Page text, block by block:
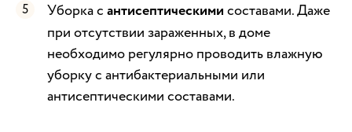
Уборка с антисептическими составами. Даже
при отсутствии зараженных, в доме
необходимо регулярно проводить влажную
уборку с антибактериальными или
антисептическими составами.